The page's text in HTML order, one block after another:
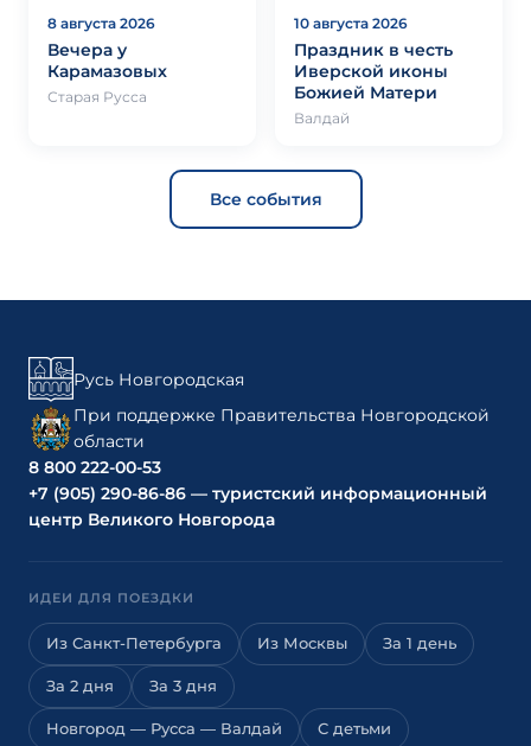
8 августа 2026
Вечера у
Карамазовых
Старая Русса
10 августа 2026
Праздник в честь
Иверской иконы
Божией Матери
Валдай
Все события
Русь Новгородская
При поддержке Правительства Новгородской
области
8 800 222-00-53
+7 (905) 290-86-86 — туристский информационный
центр Великого Новгорода
ИДЕИ ДЛЯ ПОЕЗДКИ
Из Санкт-Петербурга Из Москвы За 1 день
За 2 дня За 3 дня
Новгород — Русса — Валдай С детьми